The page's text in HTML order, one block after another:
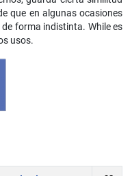
que en algunas ocasiones
forma indistinta. While es
usos.